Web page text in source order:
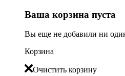
Ваша корзина пуста
Вы еще не добавили ни
Корзина
Очистить корзину